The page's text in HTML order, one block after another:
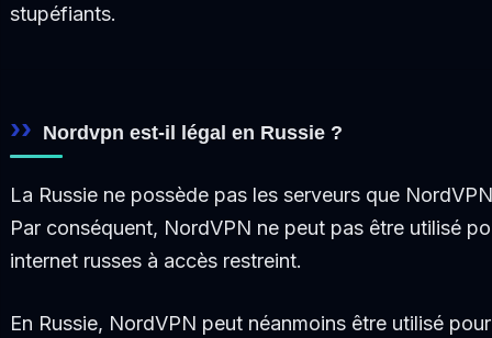
stupéfiants.
Nordvpn est-il légal en Russie ?
La Russie ne possède pas les serveurs que
Par conséquent, NordVPN ne peut pas être utilisé
internet russes à accès restreint.
En Russie, NordVPN peut néanmoins être utilisé